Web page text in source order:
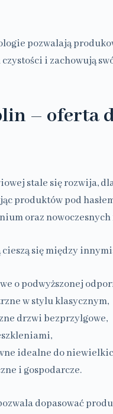
pozwalają
i zachowują
– oferta
stale się rozwija,
produktów pod
oraz
się między
o podwyższonej
w stylu klasycznym,
drzwi bezprzylgowe,
idealne do
i gospodarcze.
dopasować